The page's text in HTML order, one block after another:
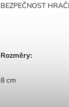
BEZPEČNOST
Rozměry:
8 cm